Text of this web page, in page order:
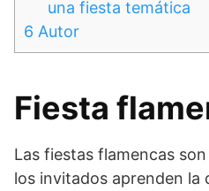
una fiesta temática
6 Autor
Fiesta
Las fiestas flamencas
los invitados aprenden la